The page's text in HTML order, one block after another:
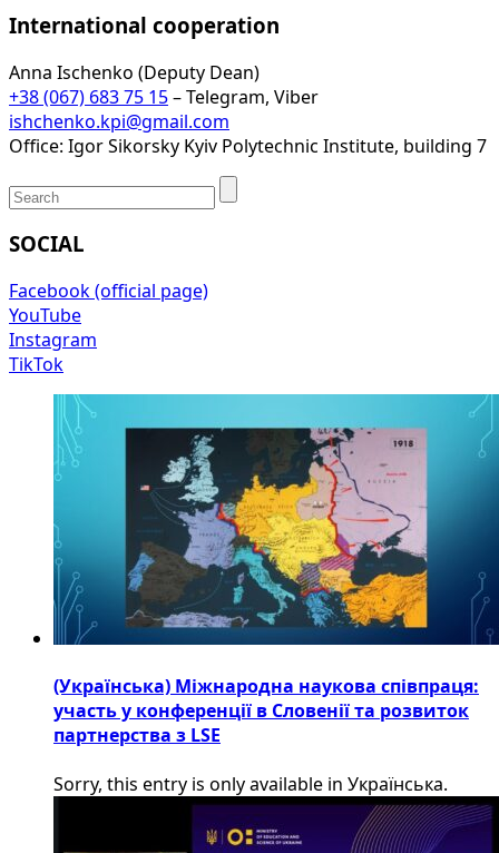
International cooperation
Anna Ischenko (Deputy Dean)
+38 (067) 683 75 15– Telegram, Viber
ishchenko.kpi@gmail.com
Office: Igor Sikorsky Kyiv Polytechnic Institute, building 7
SOCIAL
Facebook (official page)
YouTube
Instagram
TikTok
(Українська) Міжнародна наукова співпраця:
участь у конференції в Словенії та розвиток
партнерства з LSE
Sorry, this entry is only available in Українська.